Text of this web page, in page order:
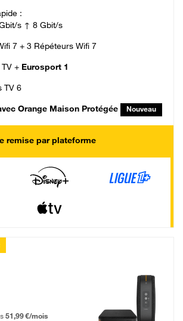
:
s ↑ 8 Gbit/s
7 + 3 Répéteurs Wifi 7
+ Eurosport 1
TV 6
Orange Maison Protégée Nouveau
remise par plateforme
Fibre
12 mois puis 51,99 € par mois, Engagement 12 mois
51,99 €/mois